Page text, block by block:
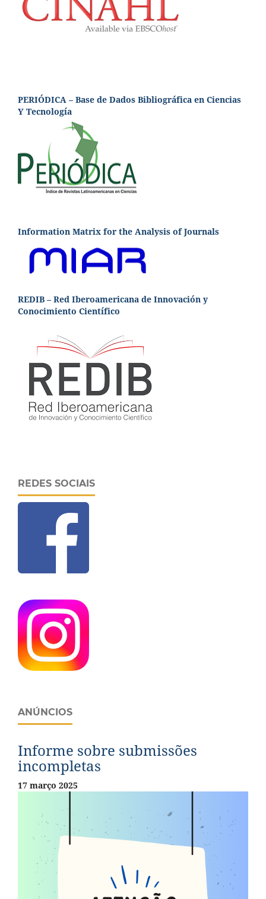
PERIÓDICA – Base de Dados Bibliográfica en Ciencias
Y Tecnología
Information Matrix for the Analysis of Journals
REDIB – Red Iberoamericana de Innovación y
Conocimiento Científico
REDES SOCIAIS
ANÚNCIOS
Informe sobre submissões
incompletas
17 março 2025